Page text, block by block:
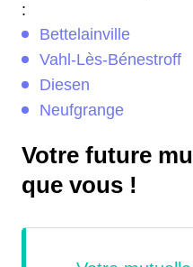
:
Bettelainville
Vahl-Lès-Bénestroff
Diesen
Neufgrange
Votre future
que vous !